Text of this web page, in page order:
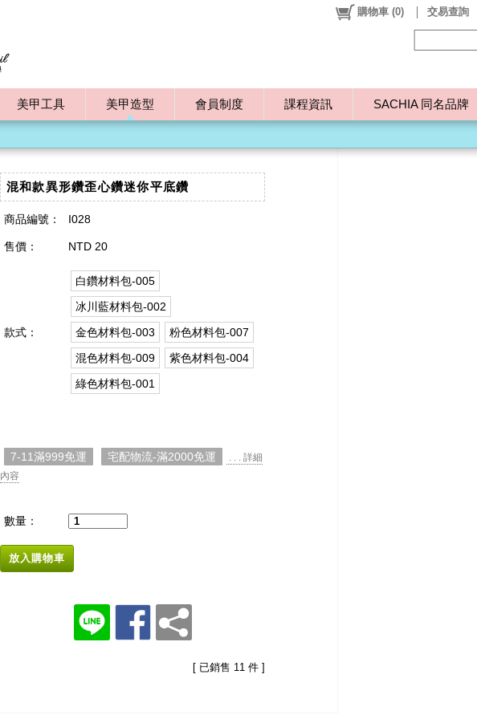
美甲工具 美甲造型 會員制度 課程資訊 SACHIA 同名品牌
購物車 (0) 交易查詢
混和款異形鑽歪心鑽迷你平底鑽
商品編號： I028
售價： NTD 20
款式：
白鑽材料包-005
冰川藍材料包-002
金色材料包-003
粉色材料包-007
混色材料包-009
紫色材料包-004
綠色材料包-001
7-11滿999免運 宅配物流-滿2000免運
. . . 詳細
內容
數量：
放入購物車
[ 已銷售 11 件 ]